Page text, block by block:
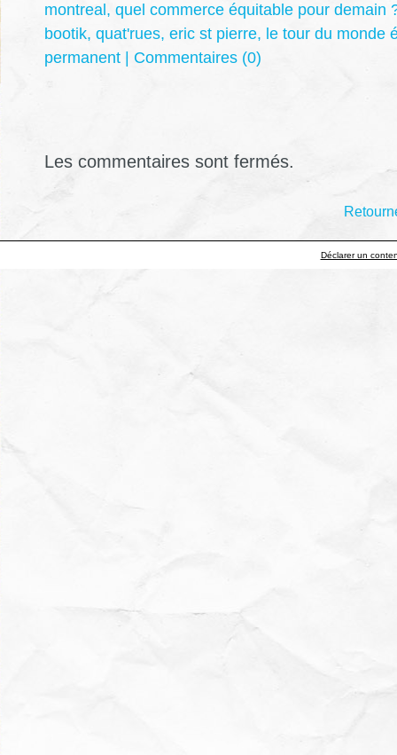
montreal , quel commerce équitable pour demain
bootik, quat'rues, eric st pierre, le tour du monde
permanent
Commentaires (0)
Les commentaires sont fermés.
Déclarer un